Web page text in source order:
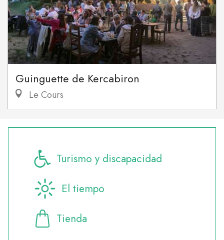
Guinguette de Kercabiron
Le Cours
Turismo y discapacidad
El tiempo
Tienda